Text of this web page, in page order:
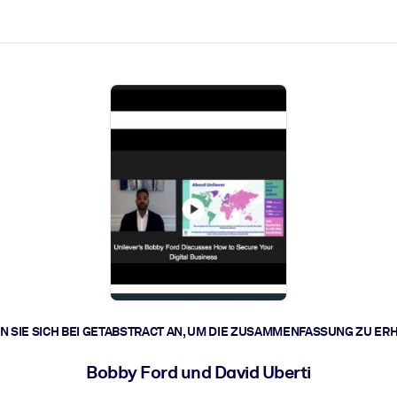
zu lösen und schneller zu handeln.
SIE SICH BEI GETABSTRACT AN, UM DIE ZUSAMMENFASSUNG ZU
Bobby Ford und David Uberti